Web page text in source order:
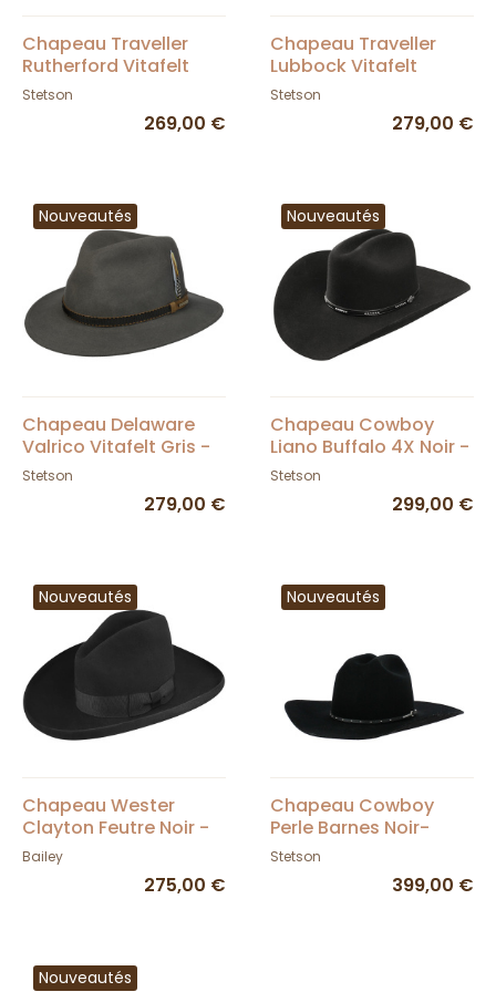
Chapeau Traveller
Rutherford Vitafelt
Taupe - Stetson
Stetson
269,00 €
Chapeau Traveller
Lubbock Vitafelt
Marron - Stetson
Stetson
279,00 €
Nouveautés
Chapeau Delaware
Valrico Vitafelt Gris -
Stetson
Stetson
279,00 €
Nouveautés
Chapeau Cowboy
Liano Buffalo 4X Noir -
Stetson
Stetson
299,00 €
Nouveautés
Chapeau Wester
Clayton Feutre Noir -
Bailey
Bailey
275,00 €
Nouveautés
Chapeau Cowboy
Perle Barnes Noir-
Stetson
Stetson
399,00 €
Nouveautés